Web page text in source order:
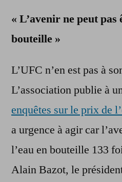
« L’avenir ne peut pas
bouteille »
L’UFC n’en est pas à
L’association publie à
enquêtes sur le prix de
a urgence à agir car
l’eau en bouteille 133
Alain Bazot, le